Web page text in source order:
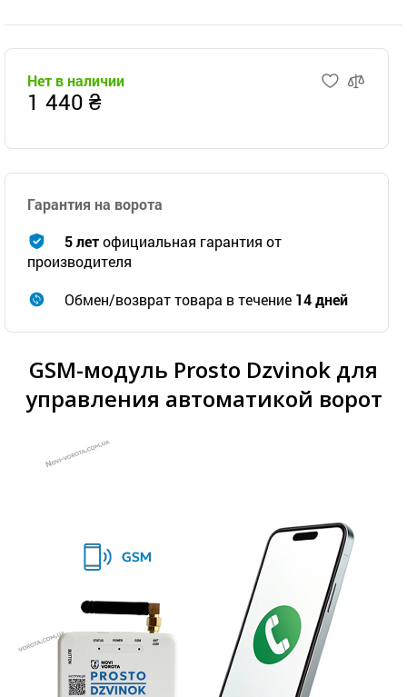
Нет в наличии
1 440 ₴
Гарантия на ворота
5 летофициальная гарантия от
производителя
Обмен/возврат товара в течение 14 дней
GSM-модуль Prosto Dzvinok для
управления автоматикой ворот